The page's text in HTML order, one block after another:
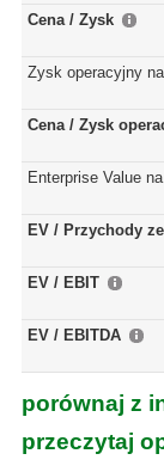
Cena / Zysk
Zysk operacyjny
Cena / Zysk
Enterprise Value
EV / Przychody
EV / EBIT
EV / EBITDA
porównaj z
przeczytaj